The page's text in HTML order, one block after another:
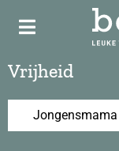
Vrijheid
Jongensmama